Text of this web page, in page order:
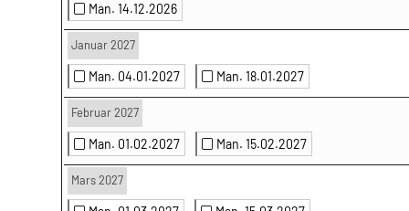
Man. 14.12.2026
Januar 2027
Man. 04.01.2027 Man. 18.01.2027
Februar 2027
Man. 01.02.2027 Man. 15.02.2027
Mars 2027